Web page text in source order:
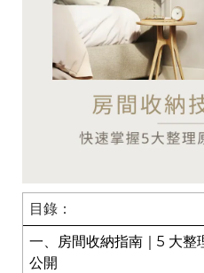
目錄：
一、房間收納指南｜5 大整
公開